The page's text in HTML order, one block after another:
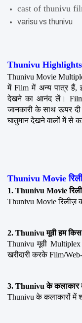
cast of thunivu
varisu vs thunivu
Thunivu Highlights
Thunivu Movie
में Film में अन्य पात्र हैं,
देखने का आनंद लें। Film
जानकारी के साथ ऊपर
घातुमान देखने वालों में से
Thunivu Movie
1. Thunivu Movie
Thunivu Movie रिलीज़
2. Thunivu मूवी हम
Thunivu मूवी
खरीदारी करके Film/
3. Thunivu के कलाकार
Thunivu के कलाकारों में